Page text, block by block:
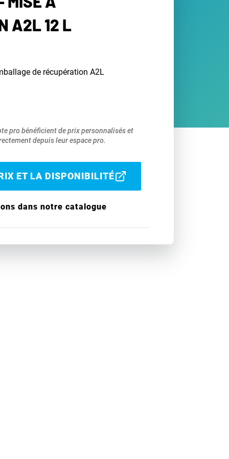
A2L 12 L
de récupération A2L
pro bénéficient de prix personnalisés et
depuis leur espace pro.
ET LA DISPONIBILITÉ
dans notre catalogue